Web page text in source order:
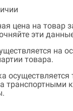
цена на товар
эти
на
товара.
транспортными